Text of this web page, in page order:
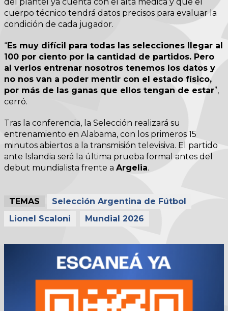
cuerpo técnico tendrá datos precisos para evaluar la
condición de cada jugador.
“Es muy difícil para todas las selecciones llegar al
100 por ciento por la cantidad de partidos. Pero
al verlos entrenar nosotros tenemos los datos y
no nos van a poder mentir con el estado físico,
por más de las ganas que ellos tengan de estar”,
cerró.
Tras la conferencia, la Selección realizará su
entrenamiento en Alabama, con los primeros 15
minutos abiertos a la transmisión televisiva. El partido
ante Islandia será la última prueba formal antes del
debut mundialista frente a Argelia.
TEMAS
Selección Argentina de Fútbol
Lionel Scaloni
Mundial 2026